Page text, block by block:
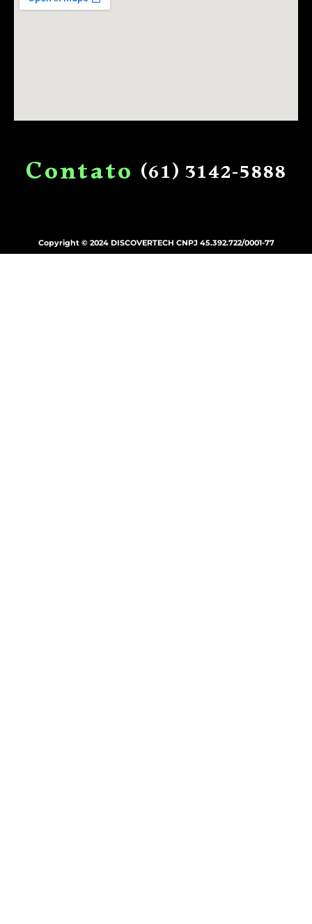
Contato (61) 3142-5888
Copyright © 2024 DISCOVERTECH CNPJ 45.392.722/0001-77